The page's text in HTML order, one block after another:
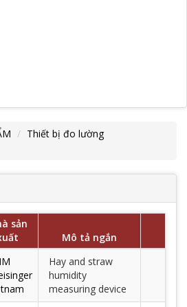
Thiết bị đo lường
sản
Mô tả ngắn
Hay and straw
humidity
measuring device